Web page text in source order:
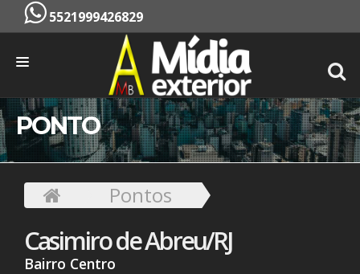
5521999426829
INÍCIO
EMPRESA
PONTOS
CONTATO
PONTO
Pontos
Casimiro de Abreu/RJ
Bairro Centro